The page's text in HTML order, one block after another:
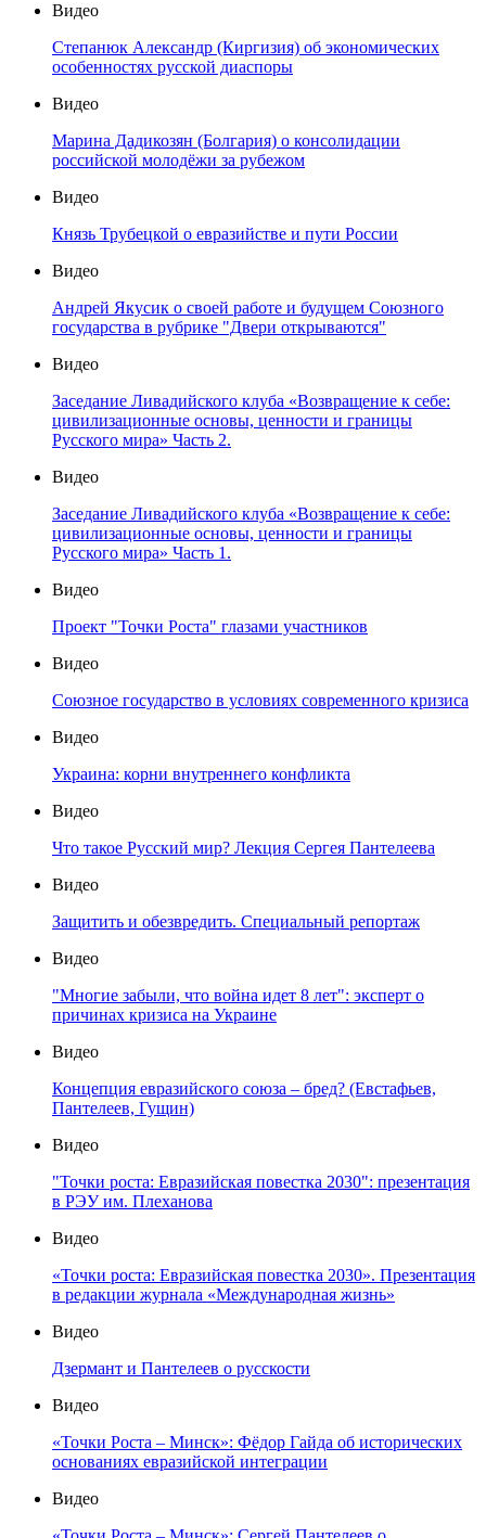
Видео
Степанюк Александр (Киргизия) об экономических
особенностях русской диаспоры
Видео
Марина Дадикозян (Болгария) о консолидации
российской молодёжи за рубежом
Видео
Князь Трубецкой о евразийстве и пути России
Видео
Андрей Якусик о своей работе и будущем Союзного
государства в рубрике "Двери открываются"
Видео
Заседание Ливадийского клуба «Возвращение к себе:
цивилизационные основы, ценности и границы
Русского мира» Часть 2.
Видео
Заседание Ливадийского клуба «Возвращение к себе:
цивилизационные основы, ценности и границы
Русского мира» Часть 1.
Видео
Проект "Точки Роста" глазами участников
Видео
Союзное государство в условиях современного кризиса
Видео
Украина: корни внутреннего конфликта
Видео
Что такое Русский мир? Лекция Сергея Пантелеева
Видео
Защитить и обезвредить. Специальный репортаж
Видео
"Многие забыли, что война идет 8 лет": эксперт о
причинах кризиса на Украине
Видео
Концепция евразийского союза – бред? (Евстафьев,
Пантелеев, Гущин)
Видео
"Точки роста: Евразийская повестка 2030": презентация
в РЭУ им. Плеханова
Видео
«Точки роста: Евразийская повестка 2030». Презентация
в редакции журнала «Международная жизнь»
Видео
Дзермант и Пантелеев о русскости
Видео
«Точки Роста – Минск»: Фёдор Гайда об исторических
основаниях евразийской интеграции
Видео